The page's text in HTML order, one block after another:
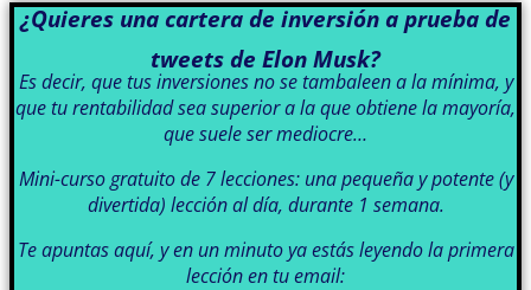
¿Quieres una cartera de inversión a prueba de
tweets de Elon Musk?
Es decir, que tus inversiones no se tambaleen a la mínima, y
que tu rentabilidad sea superior a la que obtiene la mayoría,
que suele ser mediocre…
Mini-curso gratuito de 7 lecciones: una pequeña y potente (y
divertida) lección al día, durante 1 semana.
Te apuntas aquí, y en un minuto ya estás leyendo la primera
lección en tu email: